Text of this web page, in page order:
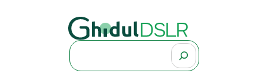
Search